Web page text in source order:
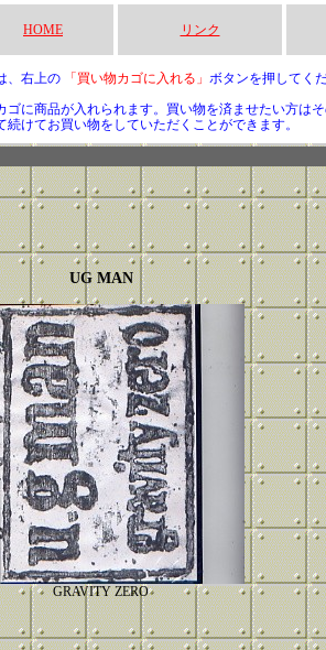
HOME リンク
、右上の 「買い物カゴに入れる」 ボタンを押してくだ
ゴに商品が入れられます。買い物を済ませたい方は
けてお買い物をしていただくことができます。
UG MAN
GRAVITY ZERO